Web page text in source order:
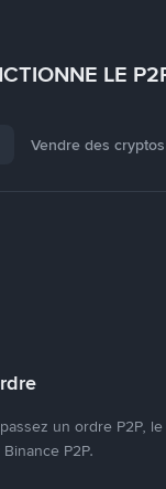
LE
Vendre des cryptos
un ordre P2P,
P2P.